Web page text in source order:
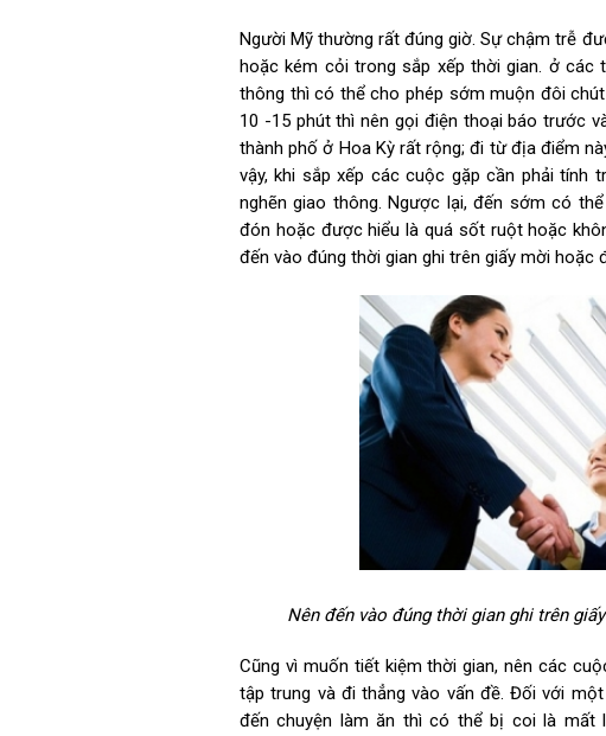
Người Mỹ thường rất đúng giờ. Sự chậm trễ
hoặc kém cỏi trong sắp xếp thời gian. ở các
thông thì có thể cho phép sớm muộn đôi
10 -15 phút thì nên gọi điện thoại báo trước
thành phố ở Hoa Kỳ rất rộng; đi từ địa điểm
vậy, khi sắp xếp các cuộc gặp cần phải
nghẽn giao thông. Ngược lại, đến sớm có
đón hoặc được hiểu là quá sốt ruột hoặc
đến vào đúng thời gian ghi trên giấy mời hoặc
Nên đến vào đúng thời gian ghi trên
Cũng vì muốn tiết kiệm thời gian, nên các
tập trung và đi thẳng vào vấn đề. Đối với
đến chuyện làm ăn thì có thể bị coi là